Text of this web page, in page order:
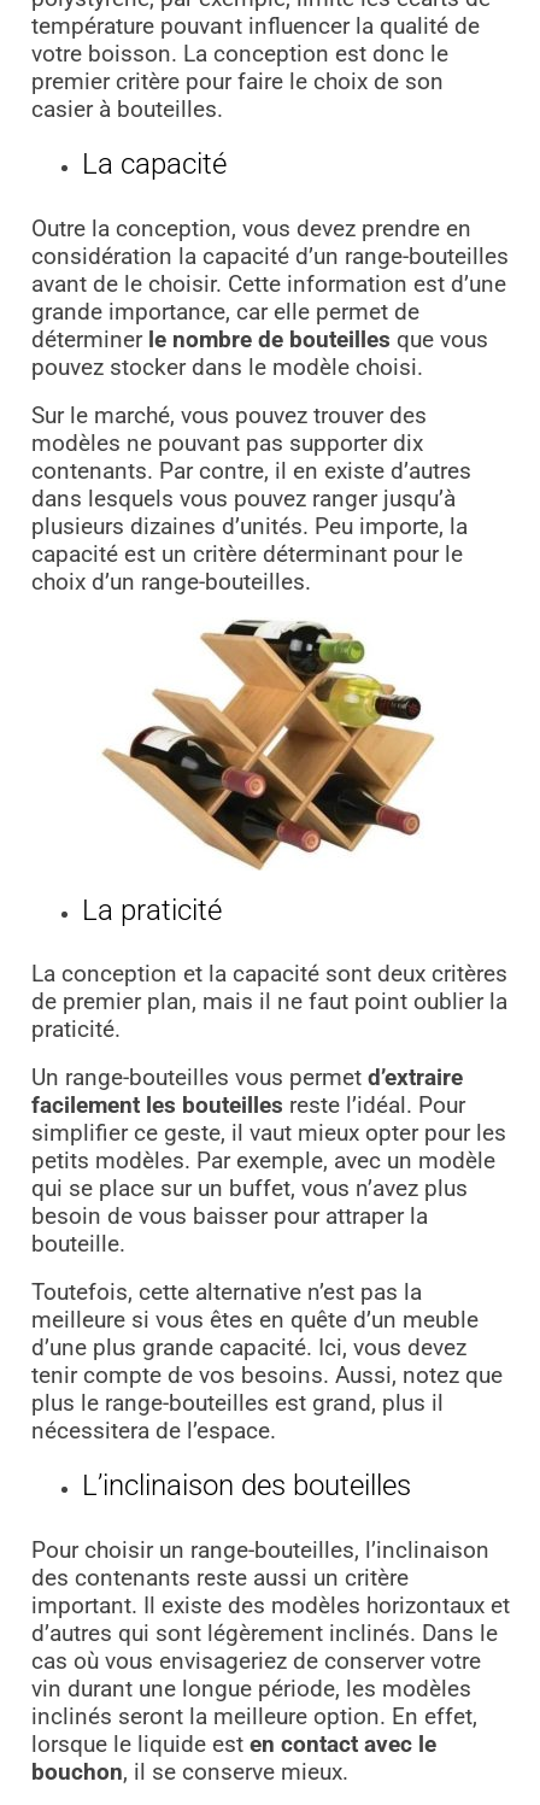
température pouvant influencer la qualité de
votre boisson. La conception est donc le
premier critère pour faire le choix de son
casier à bouteilles.
La capacité
Outre la conception, vous devez prendre en
considération la capacité d’un range-bouteilles
avant de le choisir. Cette information est d’une
grande importance, car elle permet de
déterminer le nombre de bouteilles que vous
pouvez stocker dans le modèle choisi.
Sur le marché, vous pouvez trouver des
modèles ne pouvant pas supporter dix
contenants. Par contre, il en existe d’autres
dans lesquels vous pouvez ranger jusqu’à
plusieurs dizaines d’unités. Peu importe, la
capacité est un critère déterminant pour le
choix d’un range-bouteilles.
La praticité
La conception et la capacité sont deux critères
de premier plan, mais il ne faut point oublier la
praticité.
Un range-bouteilles vous permet d’extraire
facilement les bouteilles reste l’idéal. Pour
simplifier ce geste, il vaut mieux opter pour les
petits modèles. Par exemple, avec un modèle
qui se place sur un buffet, vous n’avez plus
besoin de vous baisser pour attraper la
bouteille.
Toutefois, cette alternative n’est pas la
meilleure si vous êtes en quête d’un meuble
d’une plus grande capacité. Ici, vous devez
tenir compte de vos besoins. Aussi, notez que
plus le range-bouteilles est grand, plus il
nécessitera de l’espace.
L’inclinaison des bouteilles
Pour choisir un range-bouteilles, l’inclinaison
des contenants reste aussi un critère
important. Il existe des modèles horizontaux et
d’autres qui sont légèrement inclinés. Dans le
cas où vous envisageriez de conserver votre
vin durant une longue période, les modèles
inclinés seront la meilleure option. En effet,
lorsque le liquide est en contact avec le
bouchon, il se conserve mieux.